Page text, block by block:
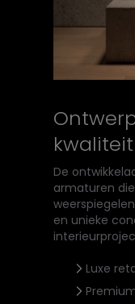
kwaliteit
De
armaturen
en unieke
Luxe